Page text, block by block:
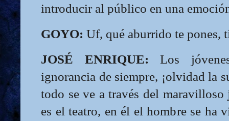
introducir al público en una
GOYO: Uf, qué aburrido te pones,
JOSÉ ENRIQUE: Los
ignorancia de siempre, ¡olvidad la
todo se ve a través del maravilloso
es el teatro, en él el hombre se ha